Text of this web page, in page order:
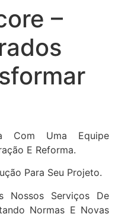
–
Com Uma Equipe
E Reforma.
Para Seu Projeto.
Nossos Serviços De
Normas E Novas